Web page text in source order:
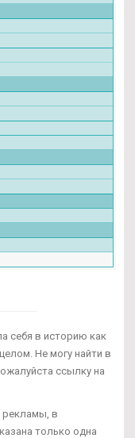
себя в историю как
Не могу найти в
ссылку на
рекламы, в
только одна